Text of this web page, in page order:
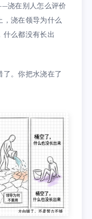
浇在别人怎么评价
，浇在领导为什么
什么都没有长出
。你把水浇在了